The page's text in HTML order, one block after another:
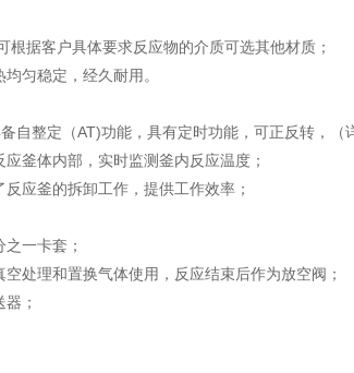
据客户具体要求反应物的介质可选其他材质；
匀稳定，经久耐用。
自整定（AT)功能，具有定时功能，可正反转，（
釜体内部，实时监测釜内反应温度；
应釜的拆卸工作，提供工作效率；
一卡套；
处理和置换气体使用，反应结束后作为放空阀；
；